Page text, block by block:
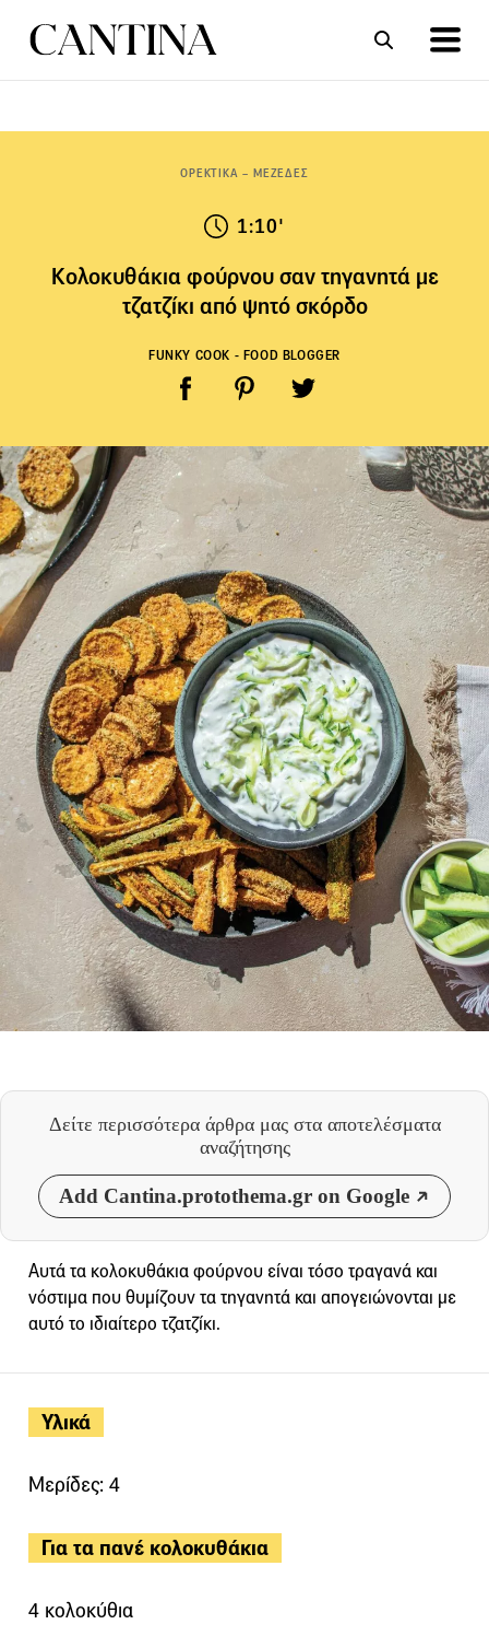
ΟΡΕΚΤΙΚΑ – ΜΕΖΕΔΕΣ
1:10'
Κολοκυθάκια φούρνου σαν τηγανητά με
τζατζίκι από ψητό σκόρδο
FUNKY COOK - FOOD BLOGGER
Δείτε περισσότερα άρθρα μας στα αποτελέσματα
αναζήτησης
Add Cantina.protothema.gr on Google
Υλικά
Μερίδες: 4
Για τα πανέ κολοκυθάκια
4 κολοκύθια
Αυτά τα κολοκυθάκια φούρνου είναι τόσο τραγανά και
νόστιμα που θυμίζουν τα τηγανητά και απογειώνονται με
αυτό το ιδιαίτερο τζατζίκι.